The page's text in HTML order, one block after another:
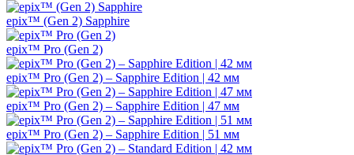
epix™ (Gen 2) Sapphire
epix™ Pro (Gen 2)
epix™ Pro (Gen 2) – Sapphire Edition | 42 мм
epix™ Pro (Gen 2) – Sapphire Edition | 47 мм
epix™ Pro (Gen 2) – Sapphire Edition | 51 мм